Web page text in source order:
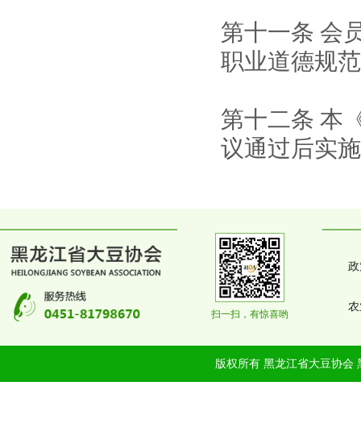
第十一条 会
职业道德规
第十二条 本
议通过后实
扫一扫，有惊喜哟
版权所有 黑龙江省大豆协会